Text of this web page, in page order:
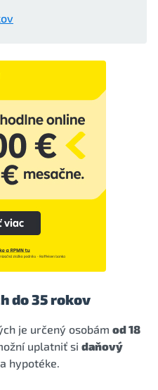
do 35 rokov
je určený osobám od 18
uplatniť si daňový
hypotéke.